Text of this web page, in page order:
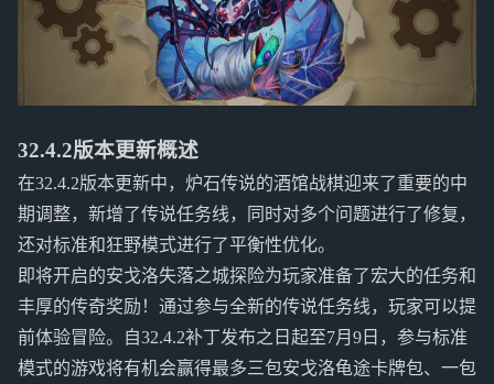
32.4.2版本更新概述
在32.4.2版本更新中，炉石传说的酒馆战棋迎来了重要的中
期调整，新增了传说任务线，同时对多个问题进行了修复，
还对标准和狂野模式进行了平衡性优化。
即将开启的安戈洛失落之城探险为玩家准备了宏大的任务和
丰厚的传奇奖励！通过参与全新的传说任务线，玩家可以提
前体验冒险。自32.4.2补丁发布之日起至7月9日，参与标准
模式的游戏将有机会赢得最多三包安戈洛龟途卡牌包、一包